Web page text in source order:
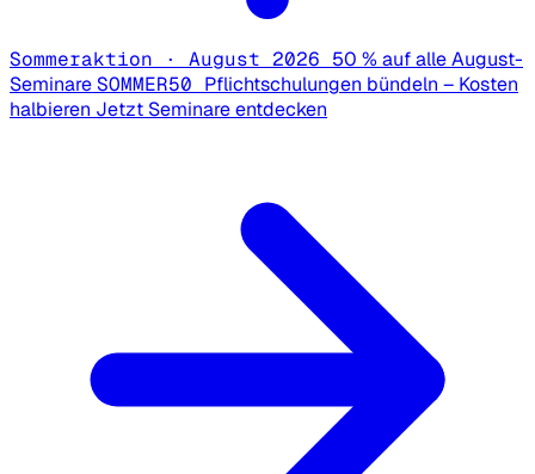
Sommeraktion · August 2026 50 % auf alle August-
SeminareSOMMER50 Pflichtschulungen bündeln – Kosten
halbieren Jetzt Seminare entdecken